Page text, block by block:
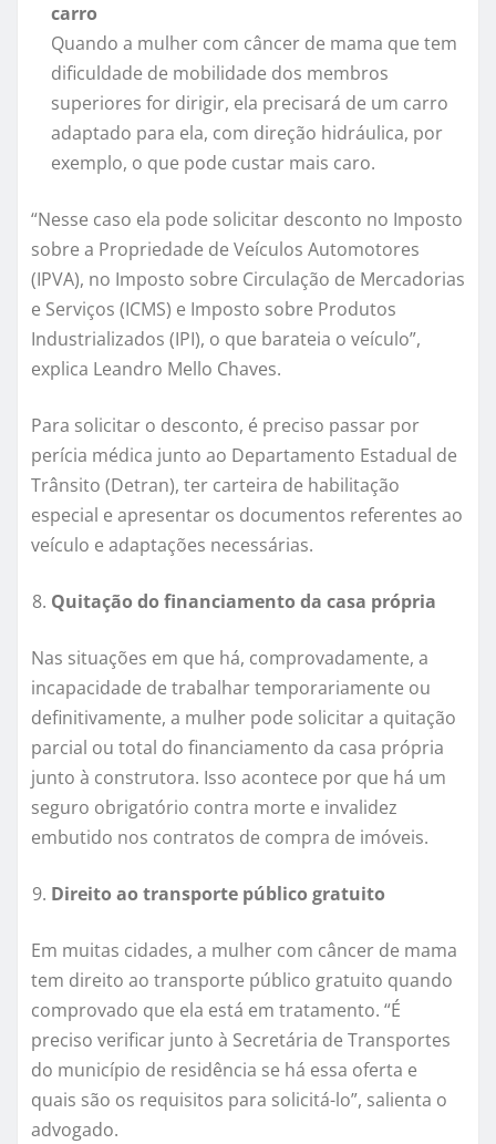
carro
Quando a mulher com câncer de mama que tem
dificuldade de mobilidade dos membros
superiores for dirigir, ela precisará de um carro
adaptado para ela, com direção hidráulica, por
exemplo, o que pode custar mais caro.
“Nesse caso ela pode solicitar desconto no Imposto
sobre a Propriedade de Veículos Automotores
(IPVA), no Imposto sobre Circulação de Mercadorias
e Serviços (ICMS) e Imposto sobre Produtos
Industrializados (IPI), o que barateia o veículo”,
explica Leandro Mello Chaves.
Para solicitar o desconto, é preciso passar por
perícia médica junto ao Departamento Estadual de
Trânsito (Detran), ter carteira de habilitação
especial e apresentar os documentos referentes ao
veículo e adaptações necessárias.
Quitação do financiamento da casa própria
Nas situações em que há, comprovadamente, a
incapacidade de trabalhar temporariamente ou
definitivamente, a mulher pode solicitar a quitação
parcial ou total do financiamento da casa própria
junto à construtora. Isso acontece por que há um
seguro obrigatório contra morte e invalidez
embutido nos contratos de compra de imóveis.
Direito ao transporte público gratuito
Em muitas cidades, a mulher com câncer de mama
tem direito ao transporte público gratuito quando
comprovado que ela está em tratamento. “É
preciso verificar junto à Secretária de Transportes
do município de residência se há essa oferta e
quais são os requisitos para solicitá-lo”, salienta o
advogado.